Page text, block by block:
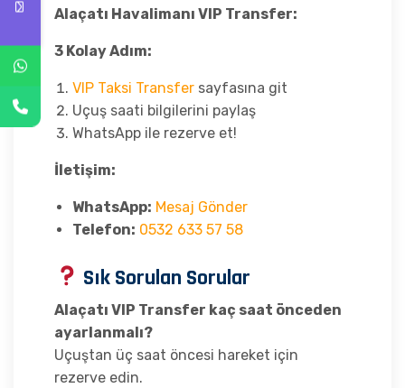
Alaçatı Havalimanı VIP Transfer:
3 Kolay Adım:
VIP Taksi Transfer sayfasına git
Uçuş saati bilgilerini paylaş
WhatsApp ile rezerve et!
İletişim:
WhatsApp: Mesaj Gönder
Telefon: 0532 633 57 58
Sık Sorulan Sorular
Alaçatı VIP Transfer kaç saat önceden
ayarlanmalı?
Uçuştan üç saat öncesi hareket için
rezerve edin.